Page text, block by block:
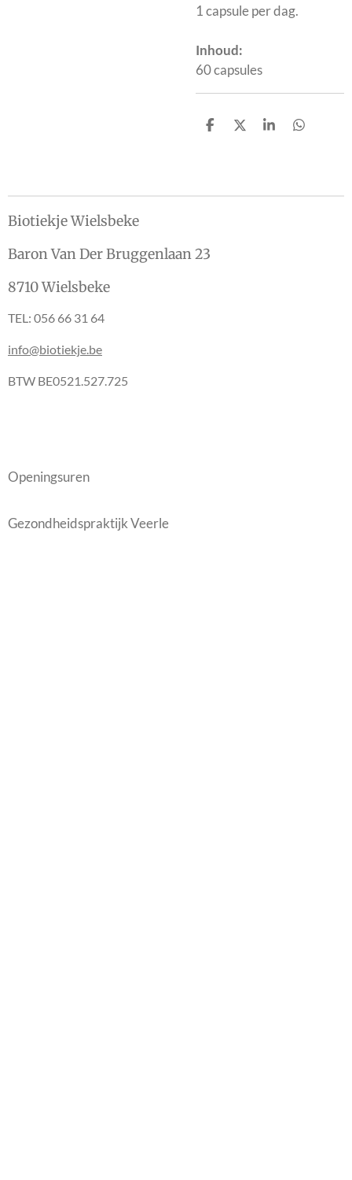
1 capsule per dag.
Inhoud:
60 capsules
D
D
S
D
Biotiekje Wielsbeke
Baron Van Der Bruggenlaan 23
8710 Wielsbeke
TEL: 056 66 31 64
info@biotiekje.be
BTW BE0521.527.725
Openingsuren
Gezondheidspraktijk Veerle